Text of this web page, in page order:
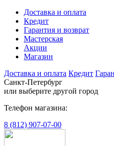
Доставка и оплата
Кредит
Гарантия и возврат
Мастерская
Акции
Магазин
Доставка и оплата Кредит
Санкт-Петербург
или выберите другой город
Телефон магазина:
8 (812) 907-07-00